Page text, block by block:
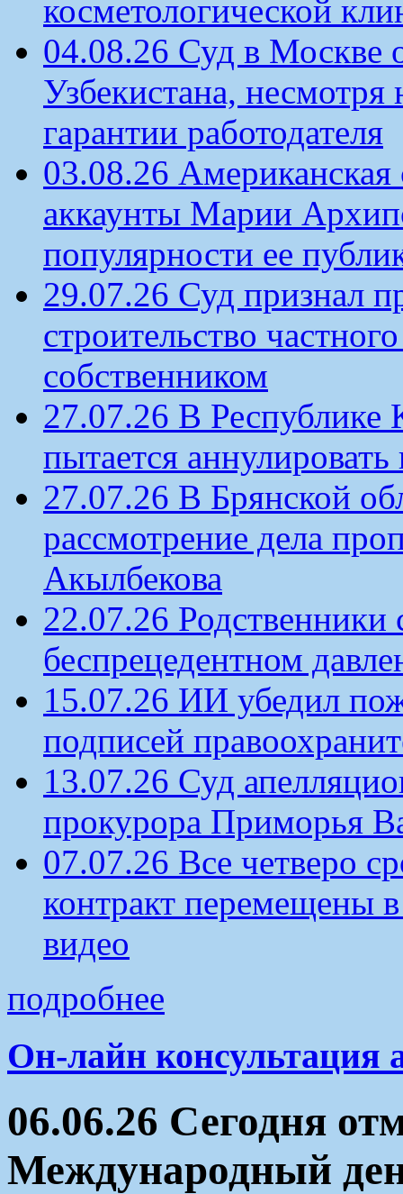
косметологической
04.08.26 Суд в Москве
Узбекистана,
гарантии работодателя
03.08.26 Американская
аккаунты Марии
популярности ее
29.07.26 Суд признал
строительство
собственником
27.07.26 В
пытается аннулировать
27.07.26 В Брянской
рассмотрение дела
Акылбекова
22.07.26
беспрецедентном
15.07.26 ИИ убедил
подписей
13.07.26 Суд
прокурора Приморья
07.07.26 Все четверо
контракт перемещены
видео
подробнее
Он-лайн консультация
06.06.26 Сегодня
Международный